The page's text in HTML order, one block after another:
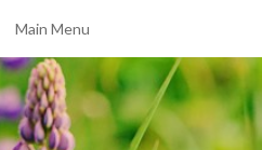
Main Menu